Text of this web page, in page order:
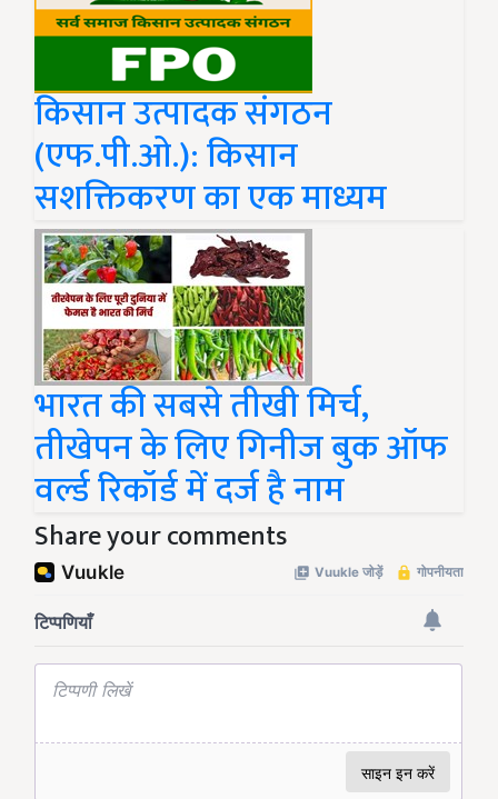
किसान उत्पादक संगठन
(एफ.पी.ओ.): किसान
सशक्तिकरण का एक माध्यम
भारत की सबसे तीखी मिर्च,
तीखेपन के लिए गिनीज बुक ऑफ
वर्ल्ड रिकॉर्ड में दर्ज है नाम
Share your comments